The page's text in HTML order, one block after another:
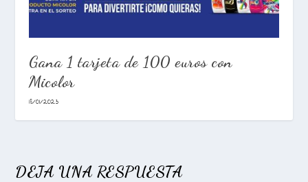
Gana 1 tarjeta de 100 euros con
Micolor
18/01/2023
DEJA UNA RESPUESTA